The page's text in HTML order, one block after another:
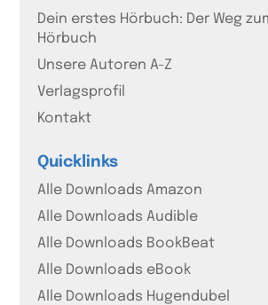
Dein erstes Hörbuch: Der Weg
Hörbuch
Unsere Autoren A-Z
Verlagsprofil
Kontakt
Quicklinks
Alle Downloads Amazon
Alle Downloads Audible
Alle Downloads BookBeat
Alle Downloads eBook
Alle Downloads Hugendubel